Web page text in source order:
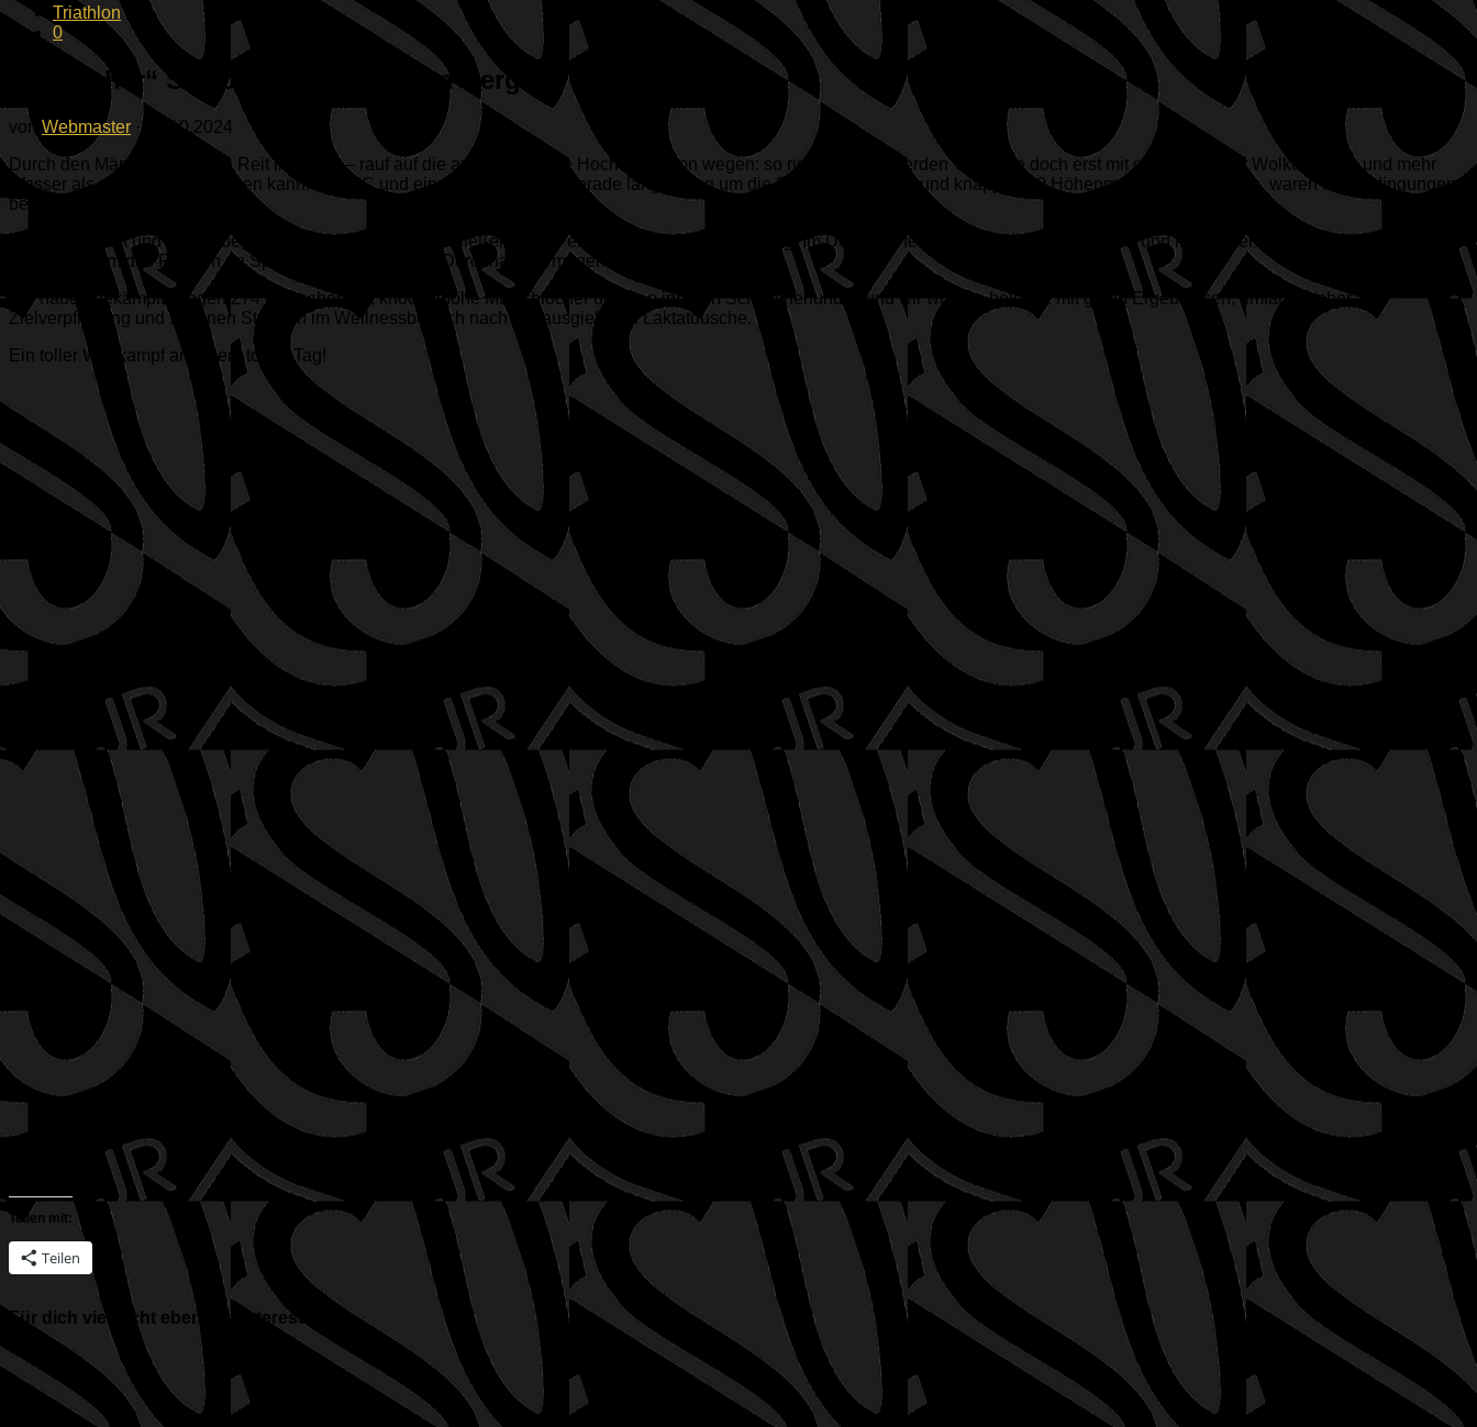
Triathlon
0
„Herrlicher“ Saisonausklang in den Bergen
von Webmaster ·
12.10.2024
Durch den Märchenwald von Reit im Winkl – rauf auf die aussichtsreiche Hochalm… von wegen: so richtig schön werden Trailläufe doch erst mit geschlossener Wolkendecke und mehr
Wasser als die Natur aufnehmen kann. Bei 8°C und einer Regenpause, gerade lang genug um die Strecke von 26km und knapp 1000 Höhenmeter zu bewältigen, waren die Bedingungen
beinahe perfekt.
Flach, befestigt und flüssig beginnend sortierte sich anschließend das Feld am ersten langen Anstieg. Im Downhill, fernab von befestigten Wegen und im zweiten, bis zu 30% steilen
Anstieg, nahm das Rennen an Spannung zu – jetzt war Durchhaltevermögen gefragt.
Wir haben gekämpft. Gegen 274 Kontrahenten, knöchelhohe Matschlöcher und den inneren Schweinehund… und wir wurden belohnt: mit guten Ergebnissen, umfangreicher
Zielverpflegung und schönen Stunden im Wellnessbereich nach der ausgiebigen Laktatdusche.
Ein toller Wettkampf an einem tollen Tag!
Teilen mit:
Teilen
Für dich vielleicht ebenfalls interessant …